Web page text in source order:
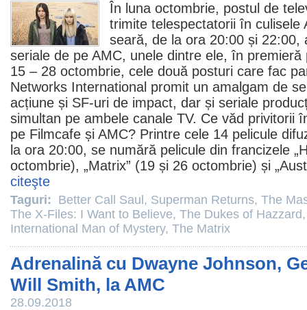
În luna octombrie, postul de
trimite telespectatorii în culisele
seară, de la ora 20:00 și 22:00,
seriale de pe AMC, unele dintre ele, în
15 – 28 octombrie, cele două posturi care fac
Networks International promit un amalgam de
acțiune și SF-uri de impact, dar și seriale
simultan pe ambele canale TV. Ce văd privitorii
pe Filmcafe și AMC? Printre cele 14 pelicule
la ora 20:00, se numără pelicule din francizele
octombrie), „Matrix” (19 și 26 octombrie) și
citeşte
Taguri: Better Call Saul , Superman Returns, The
The X-Files: I Want to Believe, The Dukes of Hazzard
International Man of Mystery, The Matrix
Adrenalină cu Dwayne Johnson,
Will Smith, la AMC
28.09.2018